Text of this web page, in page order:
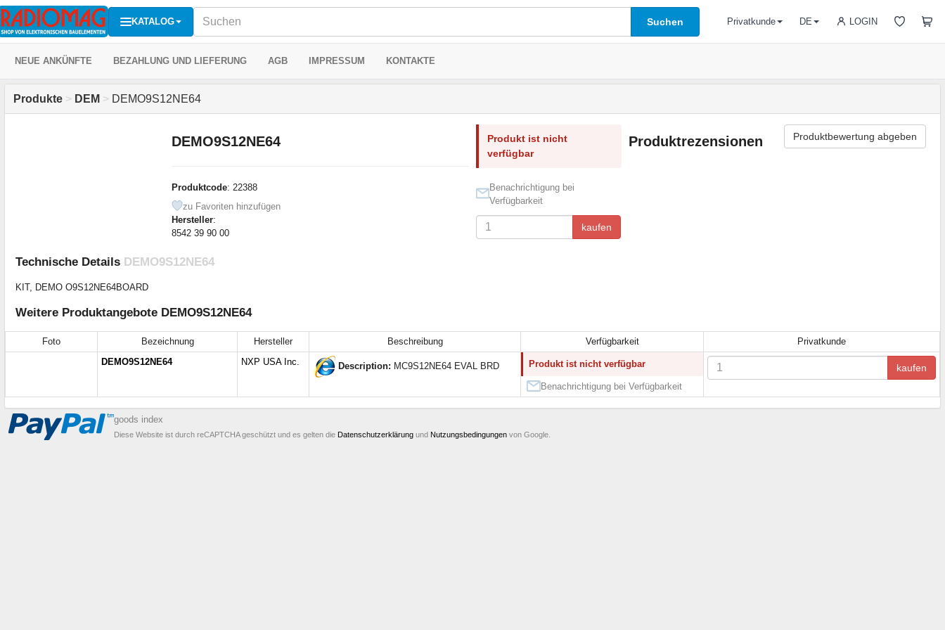
KATALOG Suchen LOGIN
Privatkunde DE
NEUE ANKÜNFTE BEZAHLUNG UND LIEFERUNG AGB IMPRESSUM KONTAKTE
Produkte > DEM > DEMO9S12NE64
DEMO9S12NE64
Produktcode: 22388
zu Favoriten hinzufügen
Hersteller:
8542 39 90 00
Produkt ist nicht
verfügbar
Benachrichtigung bei
Verfügbarkeit
kaufen
Produktrezensionen Produktbewertung abgeben
Technische Details DEMO9S12NE64
KIT, DEMO O9S12NE64BOARD
Weitere Produktangebote DEMO9S12NE64
Foto Bezeichnung Hersteller Beschreibung Verfügbarkeit
Privatkunde
DEMO9S12NE64
NXP USA Inc. Description: MC9S12NE64 EVAL BRD Produkt ist nicht verfügbar
Benachrichtigung bei Verfügbarkeit
kaufen
goods index
Diese Website ist durch reCAPTCHA geschützt und es gelten die Datenschutzerklärung und Nutzungsbedingungen von Google.